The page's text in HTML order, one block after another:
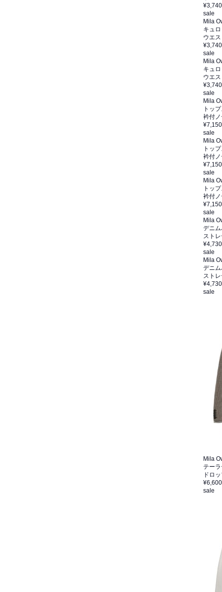
¥3,740
sale
Mila
キュ
ウエ
¥3,740
sale
Mila
キュ
ウエ
¥3,740
sale
Mila
トッ
衿付
¥7,150
sale
Mila
トッ
衿付
¥7,150
sale
Mila
トッ
衿付
¥7,150
sale
Mila
デニ
スト
¥4,730
sale
Mila
デニ
スト
¥4,730
sale
Mila
テー
ドロ
¥6,600
sale